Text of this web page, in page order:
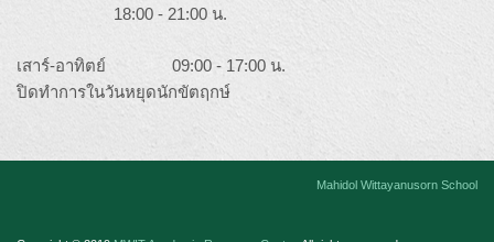
18:00 - 21:00 น.
เสาร์-อาทิตย์ 09:00 - 17:00 น.
ปิดทำการในวันหยุดนักขัตฤกษ์
Mahidol Wittayanusorn School